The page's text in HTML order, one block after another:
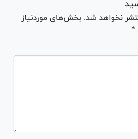
نخواهد شد. بخش‌های موردنیاز
*